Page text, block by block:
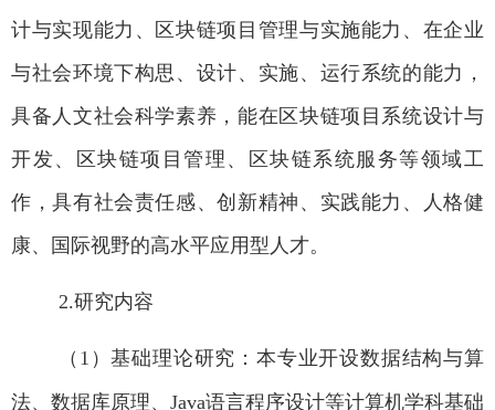
计与实现能力、区块链项目管理与实施能力、在企业
与社会环境下构思、设计、实施、运行系统的能力，
具备人文社会科学素养，能在区块链项目系统设计与
开发、区块链项目管理、区块链系统服务等领域工
作，具有社会责任感、创新精神、实践能力、人格健
康、国际视野的高水平应用型人才。
2.研究内容
（ 1 ）基础理论研究：本专业开设数据结构与算
法、数据库原理、 Java语言程序设计等计算机学科基础